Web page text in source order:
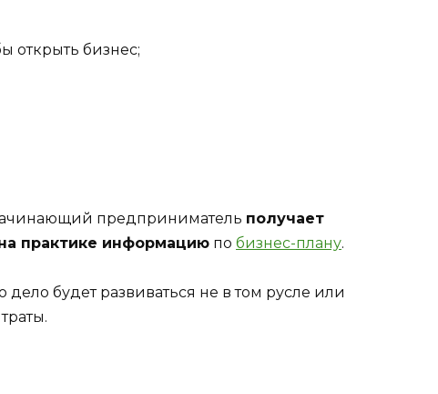
открыть бизнес;
предприниматель получает
практике информацию по бизнес-плану.
дело будет развиваться не в том русле или